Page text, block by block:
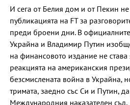
И сега от Белия дом и от Пекин
публикацията на FT за
преди броени дни. В
Украйна и Владимир Путин
на финансовото издание не
реакцията на американския
безсмислената война в Украйна,
тримата, заедно със Си и Путин,
Международния наказателен съд.